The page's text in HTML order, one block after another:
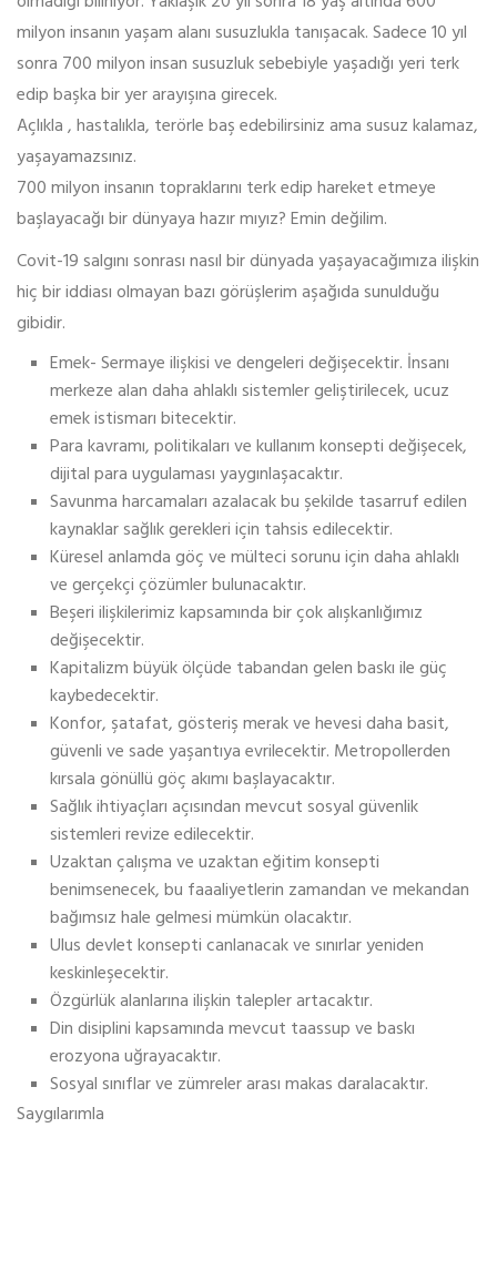
milyon insanın yaşam alanı susuzlukla tanışacak. Sadece 10 yıl
sonra 700 milyon insan susuzluk sebebiyle yaşadığı yeri terk
edip başka bir yer arayışına girecek.
Açlıkla , hastalıkla, terörle baş edebilirsiniz ama susuz kalamaz,
yaşayamazsınız.
700 milyon insanın topraklarını terk edip hareket etmeye
başlayacağı bir dünyaya hazır mıyız? Emin değilim.
Covit-19 salgını sonrası nasıl bir dünyada yaşayacağımıza ilişkin
hiç bir iddiası olmayan bazı görüşlerim aşağıda sunulduğu
gibidir.
Emek- Sermaye ilişkisi ve dengeleri değişecektir. İnsanı
merkeze alan daha ahlaklı sistemler geliştirilecek, ucuz
emek istismarı bitecektir.
Para kavramı, politikaları ve kullanım konsepti değişecek,
dijital para uygulaması yaygınlaşacaktır.
Savunma harcamaları azalacak bu şekilde tasarruf edilen
kaynaklar sağlık gerekleri için tahsis edilecektir.
Küresel anlamda göç ve mülteci sorunu için daha ahlaklı
ve gerçekçi çözümler bulunacaktır.
Beşeri ilişkilerimiz kapsamında bir çok alışkanlığımız
değişecektir.
Kapitalizm büyük ölçüde tabandan gelen baskı ile güç
kaybedecektir.
Konfor, şatafat, gösteriş merak ve hevesi daha basit,
güvenli ve sade yaşantıya evrilecektir. Metropollerden
kırsala gönüllü göç akımı başlayacaktır.
Sağlık ihtiyaçları açısından mevcut sosyal güvenlik
sistemleri revize edilecektir.
Uzaktan çalışma ve uzaktan eğitim konsepti
benimsenecek, bu faaaliyetlerin zamandan ve mekandan
bağımsız hale gelmesi mümkün olacaktır.
Ulus devlet konsepti canlanacak ve sınırlar yeniden
keskinleşecektir.
Özgürlük alanlarına ilişkin talepler artacaktır.
Din disiplini kapsamında mevcut taassup ve baskı
erozyona uğrayacaktır.
Sosyal sınıflar ve zümreler arası makas daralacaktır.
Saygılarımla